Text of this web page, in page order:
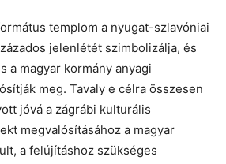
templom a nyugat-szlavóniai
jelenlétét szimbolizálja, és
a magyar kormány anyagi
meg. Tavaly e célra összesen
jóvá a zágrábi kulturális
megvalósításához a magyar
a felújításhoz szükséges